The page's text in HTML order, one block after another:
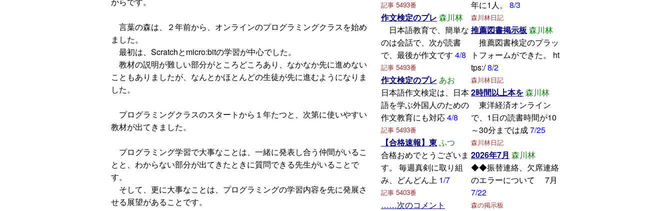
言葉の森は、２年前から、オンラインのプログラミングクラスを始め
ました。
最初は、Scratchとmicro:bitの学習が中心でした。
教材の説明が難しい部分がところどころあり、なかなか先に進めない
こともありましたが、なんとかほとんどの生徒が先に進むようになりま
した。
プログラミングクラスのスタートから１年たつと、次第に使いやすい
教材が出てきました。
プログラミング学習で大事なことは、一緒に発表し合う仲間がいるこ
とと、わからない部分が出てきたときに質問できる先生がいることで
す。
そして、更に大事なことは、プログラミングの学習内容を先に発展さ
せる展望があることです。
記事 5493番
作文検定のプレ 森川林
日本語教育で、簡単な
のは会話で、次が読書
で、最後が作文です 4/8
記事 5493番
作文検定のプレ あお
日本語作文検定は、日本
語を学ぶ外国人のための
作文教育にも対応4/8
記事 5493番
【合格速報】東ふつ
合格おめでとうございま
す。 毎週真剣に取り組
み、どんどん上 1/7
記事 5403番
……次のコメント
年に1人。 8/3
森川林日記
推薦図書掲示板森川林
推薦図書検定のプラッ
トフォームができた。 ht
tps:/8/2
森川林日記
2時間以上本を森川林
東洋経済オンライン
で、1日の読書時間が10
～30分までは成7/25
森川林日記
2026年7月 森川林
◆◆振替連絡、欠席連絡
のエラーについて 7月
7/22
森の掲示板